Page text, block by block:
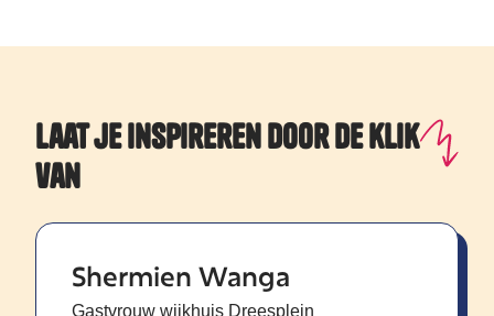
Laat je Inspireren door de klik
van
Shermien Wanga
Gastvrouw wijkhuis Dreesplein